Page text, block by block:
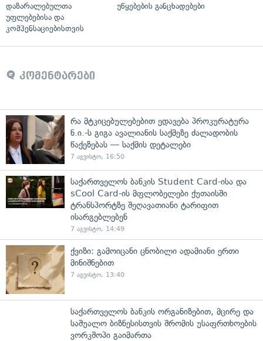
დაზარალებულთა
უფლებებისა და
კომპენსაციებისთვის
უწყებების განცხადებები
კომენტარები
რა მტკიცებულებებით ედავება პროკურატურა
ნ.ი.-ს გიგა ავალიანის საქმეზე ძალადობის
წაქეზებას — საქმის დეტალები
7 აგვისტო, 16:50
საქართველოს ბანკის Student Card-ისა და
sCool Card-ის მფლობელები ქუთაისში
ტრანსპორტზე შეღავათიანი ტარიფით
ისარგებლებენ
7 აგვისტო, 14:49
ქვიზი: გამოიცანი ცნობილი ადამიანი ერთი
მინიშნებით
7 აგვისტო, 13:40
საქართველოს ბანკის ორგანიზებით, მცირე და
საშუალო ბიზნესისთვის შრომის უსაფრთხოების
ვორკშოპი გაიმართა